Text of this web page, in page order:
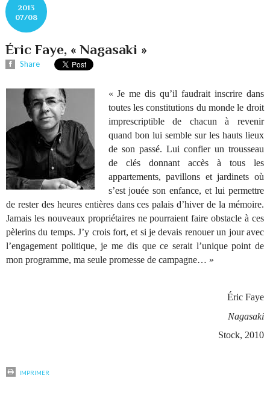
2013
07/08
Éric Faye, « Nagasaki »
Share
« Je me dis qu’il faudrait inscrire dans
toutes les constitutions du monde le droit
imprescriptible de chacun à revenir
quand bon lui semble sur les hauts lieux
de son passé. Lui confier un trousseau
de clés donnant accès à tous les
appartements, pavillons et jardinets où
s’est jouée son enfance, et lui permettre
de rester des heures entières dans ces palais d’hiver de la mémoire.
Jamais les nouveaux propriétaires ne pourraient faire obstacle à ces
pèlerins du temps. J’y crois fort, et si je devais renouer un jour avec
l’engagement politique, je me dis que ce serait l’unique point de
mon programme, ma seule promesse de campagne… »
Éric Faye
Nagasaki
Stock, 2010
IMPRIMER